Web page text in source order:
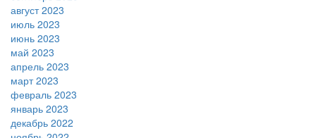
август 2023
июль 2023
июнь 2023
май 2023
апрель 2023
март 2023
февраль 2023
январь 2023
декабрь 2022